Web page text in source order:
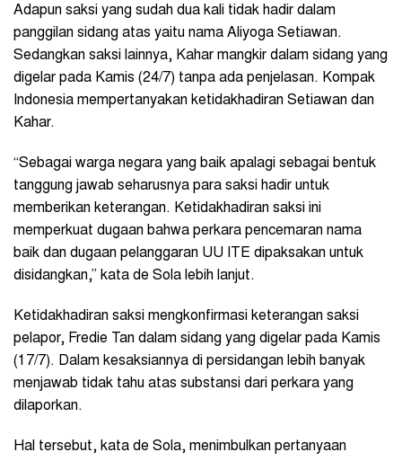
Adapun saksi yang sudah dua kali tidak hadir dalam
panggilan sidang atas yaitu nama Aliyoga Setiawan.
Sedangkan saksi lainnya, Kahar mangkir dalam sidang yang
digelar pada Kamis (24/7) tanpa ada penjelasan. Kompak
Indonesia mempertanyakan ketidakhadiran Setiawan dan
Kahar.
“Sebagai warga negara yang baik apalagi sebagai bentuk
tanggung jawab seharusnya para saksi hadir untuk
memberikan keterangan. Ketidakhadiran saksi ini
memperkuat dugaan bahwa perkara pencemaran nama
baik dan dugaan pelanggaran UU ITE dipaksakan untuk
disidangkan,” kata de Sola lebih lanjut.
Ketidakhadiran saksi mengkonfirmasi keterangan saksi
pelapor, Fredie Tan dalam sidang yang digelar pada Kamis
(17/7). Dalam kesaksiannya di persidangan lebih banyak
menjawab tidak tahu atas substansi dari perkara yang
dilaporkan.
Hal tersebut, kata de Sola, menimbulkan pertanyaan